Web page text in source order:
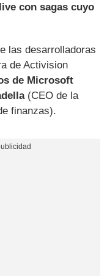
con sagas cuyo
las desarrolladoras
de Activision
de Microsoft
(CEO de la
finanzas).